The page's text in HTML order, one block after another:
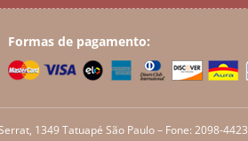
Formas de pagamento:
1349 Tatuapé São Paulo – Fone: 2098-4423